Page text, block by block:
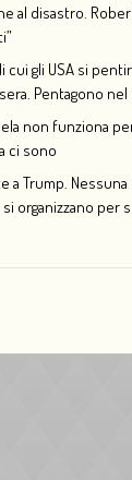
al disastro.
cui gli USA si
Pentagono
non funziona
ci sono
a Trump. Nessuna
organizzano per